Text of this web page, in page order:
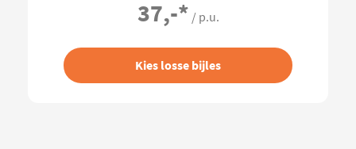
37,-* / p.u.
Kies losse bijles